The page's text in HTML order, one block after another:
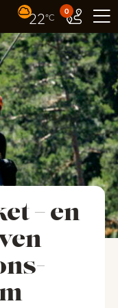
22°C
0
– en